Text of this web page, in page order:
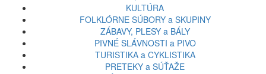
KULTÚRA
FOLKLÓRNE SÚBORY a SKUPINY
ZÁBAVY, PLESY a BÁLY
PIVNÉ SLÁVNOSTI a PIVO
TURISTIKA a CYKLISTIKA
PRETEKY a SÚŤAŽE